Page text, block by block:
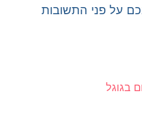
על פני התשובות